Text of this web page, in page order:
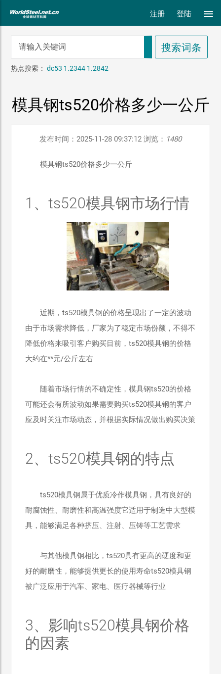
注册 登陆
热点搜索：dc53 1.2344 1.2842
模具钢ts520价格多少一公斤
发布时间：2025-11-28 09:37:12 浏览： 1480
模具钢ts520价格多少一公斤
1、ts520模具钢市场行情
近期，ts520模具钢的价格呈现出了一定的波动
由于市场需求降低，厂家为了稳定市场份额，不得不
降低价格来吸引客户购买目前，ts520模具钢的价格
大约在**元/公斤左右
随着市场行情的不确定性，模具钢ts520的价格
可能还会有所波动如果需要购买ts520模具钢的客户
应及时关注市场动态，并根据实际情况做出购买决策
2、ts520模具钢的特点
ts520模具钢属于优质冷作模具钢，具有良好的
耐腐蚀性、耐磨性和高温强度它适用于制造中大型模
具，能够满足各种挤压、注射、压铸等工艺需求
与其他模具钢相比，ts520具有更高的硬度和更
好的耐磨性，能够提供更长的使用寿命ts520模具钢
被广泛应用于汽车、家电、医疗器械等行业
3、影响ts520模具钢价格
的因素